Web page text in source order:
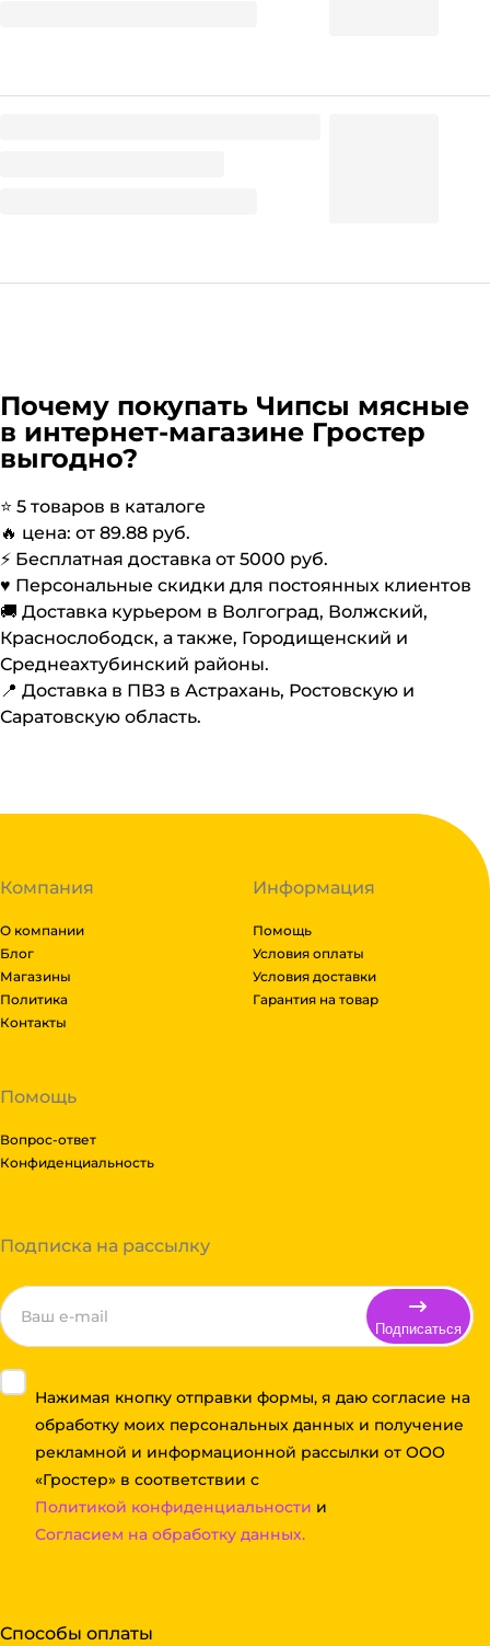
Почему покупать Чипсы мясные
в интернет-магазине Гростер
выгодно?
⭐️ 5 товаров в каталоге
🔥 цена: от 89.88 руб.
⚡️ Бесплатная доставка от 5000 руб.
♥️ Персональные скидки для постоянных клиентов
🚚 Доставка курьером в Волгоград, Волжский,
Краснослободск, а также, Городищенский и
Среднеахтубинский районы.
📍 Доставка в ПВЗ в Астрахань, Ростовскую и
Саратовскую область.
Компания
О компании
Блог
Магазины
Политика
Контакты
Информация
Помощь
Условия оплаты
Условия доставки
Гарантия на товар
Помощь
Вопрос-ответ
Конфиденциальность
Подписка на рассылку
Подписаться
Нажимая кнопку отправки формы, я даю согласие на
обработку моих персональных данных и получение
рекламной и информационной рассылки от ООО
«Гростер» в соответствии с
Политикой конфиденциальности и
Согласием на обработку данных.
Способы оплаты